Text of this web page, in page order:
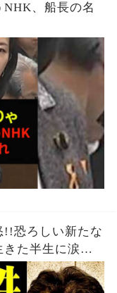
NHK、船長の名
恐ろしい新たな
た半生に涙